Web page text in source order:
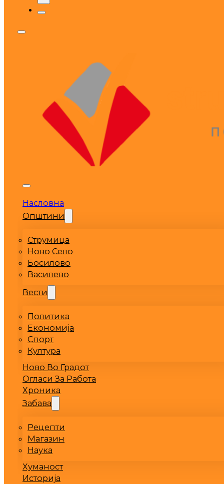
Насловна
Општини
Струмица
Ново Село
Босилово
Василево
Вести
Политика
Економија
Спорт
Култура
Ново Во Градот
Огласи За Работа
Хроника
Забава
Рецепти
Магазин
Наука
Хуманост
Историја